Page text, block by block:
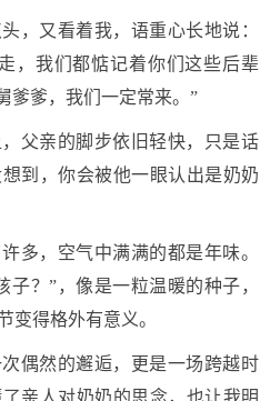
，又看着我，语重心长地说：
，我们都惦记着你们这些后辈
爹爹，我们一定常来。”
父亲的脚步依旧轻快，只是话
到，你会被他一眼认出是奶奶
多，空气中满满的都是年味。
？”，像是一粒温暖的种子，
变得格外有意义。
偶然的邂逅，更是一场跨越时
亲人对奶奶的思念，也让我明